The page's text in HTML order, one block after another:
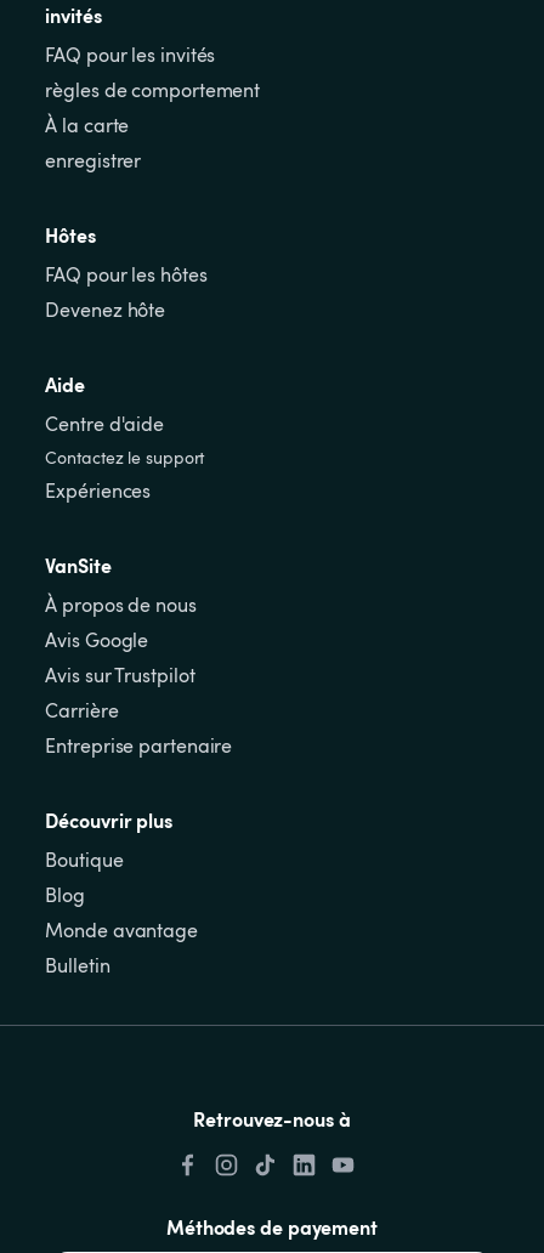
invités
FAQ pour les invités
règles de comportement
À la carte
enregistrer
Hôtes
FAQ pour les hôtes
Devenez hôte
Aide
Centre d'aide
Contactez le support
Expériences
VanSite
À propos de nous
Avis Google
Avis sur Trustpilot
Carrière
Entreprise partenaire
Découvrir plus
Boutique
Blog
Monde avantage
Bulletin
Retrouvez-nous à
Méthodes de payement